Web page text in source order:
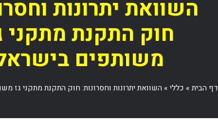
השוואת יתרונות
חוק התקנת מתקני
משותפים
דף הבית» כללי » השוואת יתרונות וחסרונות: חוק התקנת מתקני גז